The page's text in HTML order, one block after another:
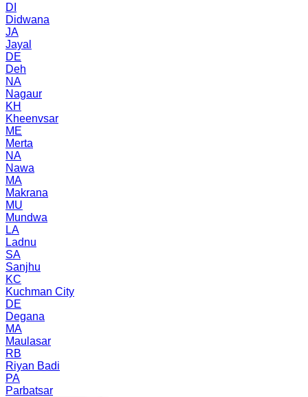
DI
Didwana
JA
Jayal
DE
Deh
NA
Nagaur
KH
Kheenvsar
ME
Merta
NA
Nawa
MA
Makrana
MU
Mundwa
LA
Ladnu
SA
Sanjhu
KC
Kuchman City
DE
Degana
MA
Maulasar
RB
Riyan Badi
PA
Parbatsar